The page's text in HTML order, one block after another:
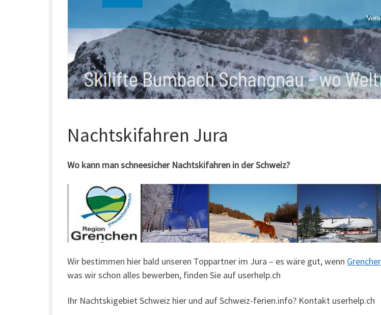
Nachtskifahren Jura
Wo kann man schneesicher Nachtskifahren in der Schweiz?
Wir bestimmen hier bald unseren Toppartner im Jura – es wäre gut, wenn
was wir schon alles bewerben, finden Sie auf userhelp.ch
Ihr Nachtskigebiet Schweiz hier und auf Schweiz-ferien.info? Kontakt userhelp.ch